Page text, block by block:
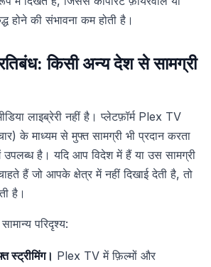
होने की संभावना कम होती है।
किसी अन्य देश से सामग्री
लाइब्रेरी नहीं है। प्लेटफ़ॉर्म Plex TV
के माध्यम से मुफ्त सामग्री भी प्रदान करता
है। यदि आप विदेश में हैं या उस सामग्री
हैं जो आपके क्षेत्र में नहीं दिखाई देती है, तो
है।
परिदृश्य:
स्ट्रीमिंग। Plex TV में फ़िल्मों और